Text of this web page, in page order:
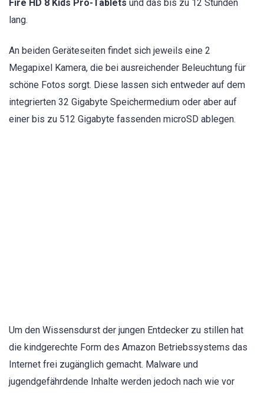
Fire HD 8 Kids Pro-Tablets und das bis zu 12 Stunden
lang.
An beiden Geräteseiten findet sich jeweils eine 2
Megapixel Kamera, die bei ausreichender Beleuchtung für
schöne Fotos sorgt. Diese lassen sich entweder auf dem
integrierten 32 Gigabyte Speichermedium oder aber auf
einer bis zu 512 Gigabyte fassenden microSD ablegen.
Um den Wissensdurst der jungen Entdecker zu stillen hat
die kindgerechte Form des Amazon Betriebssystems das
Internet frei zugänglich gemacht. Malware und
jugendgefährdende Inhalte werden jedoch nach wie vor